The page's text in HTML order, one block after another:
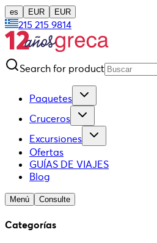
es EUR EUR
215 215 9814
Search for product
Paquetes
Cruceros
Excursiones
Ofertas
GUÍAS DE VIAJES
Blog
Menú Consulte
Categorías